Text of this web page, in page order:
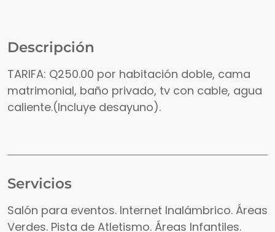
Descripción
TARIFA: Q250.00 por habitación doble, cama
matrimonial, baño privado, tv con cable, agua
caliente.(Incluye desayuno).
Servicios
Salón para eventos. Internet Inalámbrico. Áreas
Verdes. Pista de Atletismo. Áreas Infantiles.